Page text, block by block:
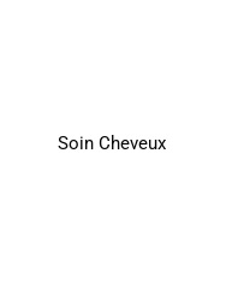
Soin Cheveux